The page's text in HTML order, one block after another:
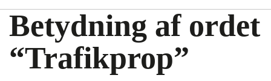
Betydning af ordet
“Trafikprop”